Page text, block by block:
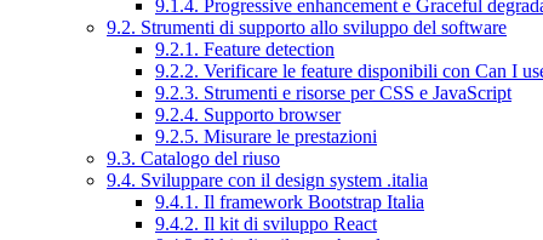
9.1.4. Progressive enhancement e Graceful
9.2. Strumenti di supporto allo sviluppo del software
9.2.1. Feature detection
9.2.2. Verificare le feature disponibili con Can I
9.2.3. Strumenti e risorse per CSS e JavaScript
9.2.4. Supporto browser
9.2.5. Misurare le prestazioni
9.3. Catalogo del riuso
9.4. Sviluppare con il design system .italia
9.4.1. Il framework Bootstrap Italia
9.4.2. Il kit di sviluppo React